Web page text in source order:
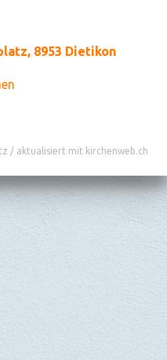
8953 Dietikon
/ aktualisiert mit kirchenweb.ch